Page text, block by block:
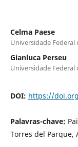
Celma Paese
Universidade Federal
Gianluca Perseu
Universidade Federal
DOI: https://
Palavras-chave:
Torres del Parque,